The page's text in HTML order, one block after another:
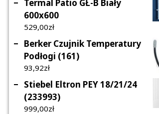
Termal Patio GŁ-B Biały
600x600
529,00Zł
Berker Czujnik Temperatury
Podłogi (161)
93,92Zł
Stiebel Eltron PEY 18/21/24
(233993)
999,00Zł